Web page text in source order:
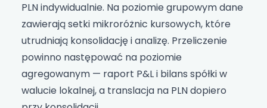
PLN indywidualnie. Na poziomie grupowym dane
zawierają setki mikroróżnic kursowych, które
utrudniają konsolidację i analizę. Przeliczenie
powinno następować na poziomie
agregowanym — raport P&L i bilans spółki w
walucie lokalnej, a translacja na PLN dopiero